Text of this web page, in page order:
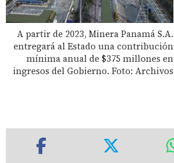
A partir de 2023, Minera Panamá S.A.
entregará al Estado una contribución
mínima anual de $375 millones en
ingresos del Gobierno. Foto: Archivos